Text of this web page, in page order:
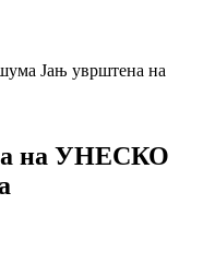
Јањ уврштена на
на УНЕСКО